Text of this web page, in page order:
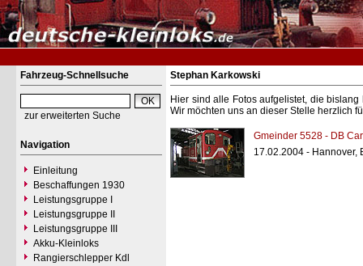
Fahrzeug-Schnellsuche
zur erweiterten Suche
Navigation
Einleitung
Beschaffungen 1930
Leistungsgruppe I
Leistungsgruppe II
Leistungsgruppe III
Akku-Kleinloks
Rangierschlepper Kdl
Stephan Karkowski
Hier sind alle Fotos aufgelistet, die
Wir möchten uns an dieser Stelle herzlich
Gmeinder 5528 - DB
17.02.2004 - Hannover,